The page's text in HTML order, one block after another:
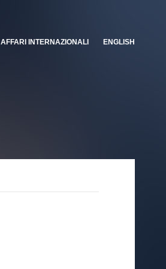
AFFARI INTERNAZIONALI ENGLISH